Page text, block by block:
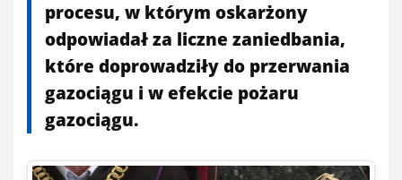
procesu, w którym oskarżony
odpowiadał za liczne zaniedbania,
które doprowadziły do przerwania
gazociągu i w efekcie pożaru
gazociągu.